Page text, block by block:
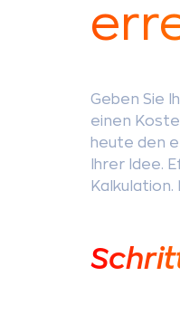
Geben Sie
einen
heute den
Ihrer Idee.
Kalkulation.